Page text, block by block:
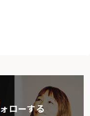
ローする